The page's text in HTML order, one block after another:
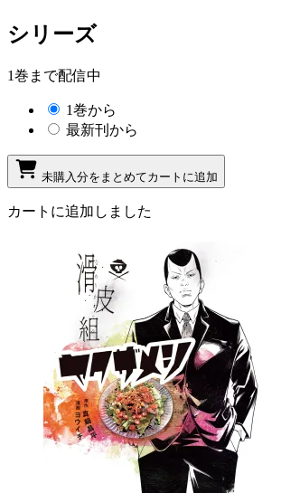
シリーズ
1巻まで配信中
1巻から
最新刊から
未購入分をまとめてカートに追加
カートに追加しました